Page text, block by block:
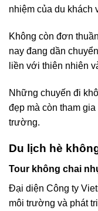
nhiệm của du khách
Không còn đơn
nay đang dần
liền với thiên nhiên
Những chuyến đi
đẹp mà còn tham
trường.
Du lịch hè
Tour không chai
Đại diện Công ty
môi trường và phát